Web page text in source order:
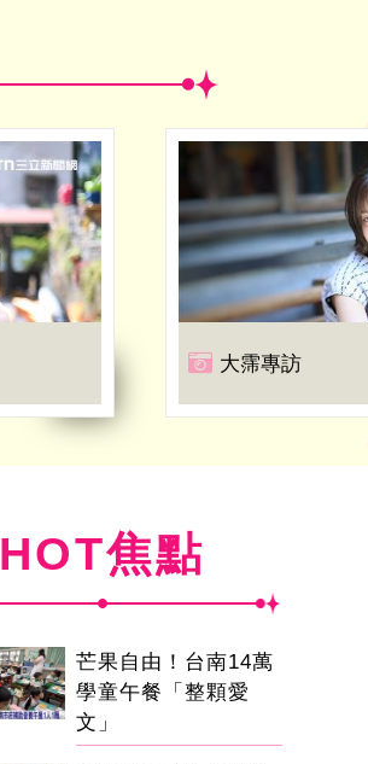
大霈專訪
HOT焦點
芒果自由！台南14萬
學童午餐「整顆愛
文」